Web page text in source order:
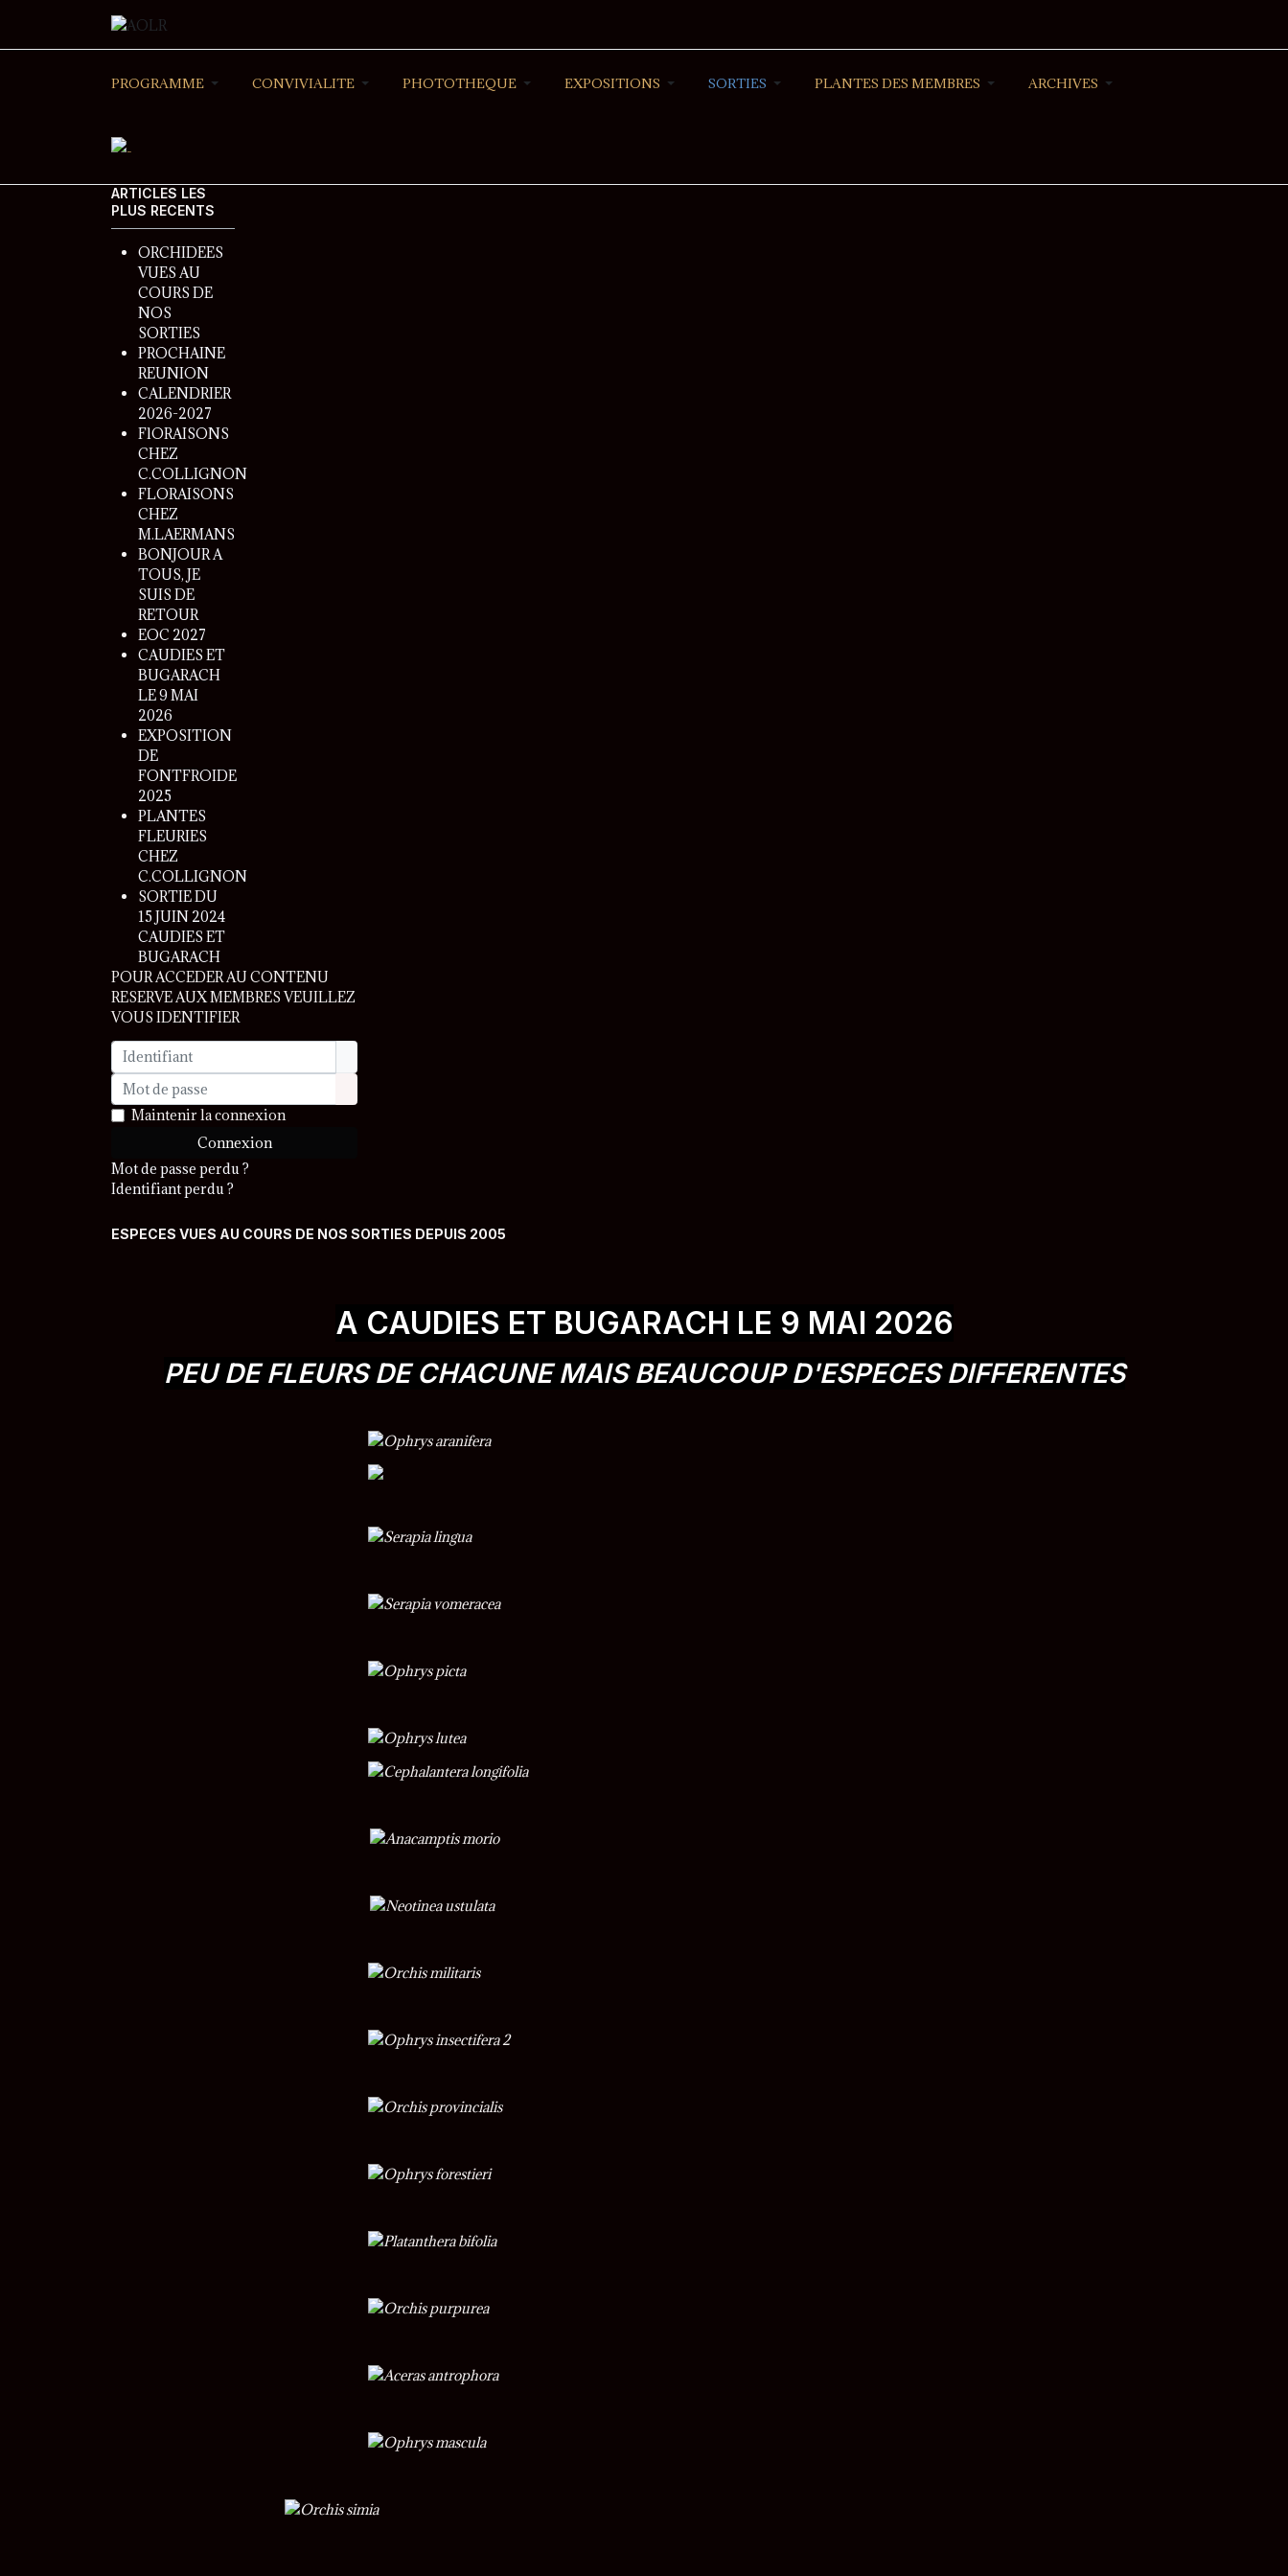
PROGRAMME CONVIVIALITE PHOTOTHEQUE EXPOSITIONS SORTIES PLANTES DES MEMBRES ARCHIVES
ARTICLES LES
PLUS RECENTS
ORCHIDEES
VUES AU
COURS DE
NOS
SORTIES
PROCHAINE
REUNION
CALENDRIER
2026-2027
FlORAISONS
CHEZ
C.COLLIGNON
FLORAISONS
CHEZ
M.LAERMANS
BONJOUR A
TOUS, JE
SUIS DE
RETOUR
EOC 2027
CAUDIES ET
BUGARACH
LE 9 MAI
2026
EXPOSITION
DE
FONTFROIDE
2025
PLANTES
FLEURIES
CHEZ
C.COLLIGNON
SORTIE DU
15 JUIN 2024
CAUDIES ET
BUGARACH
POUR ACCEDER AU CONTENU
RESERVE AUX MEMBRES VEUILLEZ
VOUS IDENTIFIER
Identifiant
Mot de passe
Afficher le mot de passe
Maintenir la connexion
Connexion
Mot de passe perdu ?
Identifiant perdu ?
ESPECES VUES AU COURS DE NOS SORTIES DEPUIS 2005
A CAUDIES ET BUGARACH LE 9 MAI 2026
PEU DE FLEURS DE CHACUNE MAIS BEAUCOUP D'ESPECES DIFFERENTES